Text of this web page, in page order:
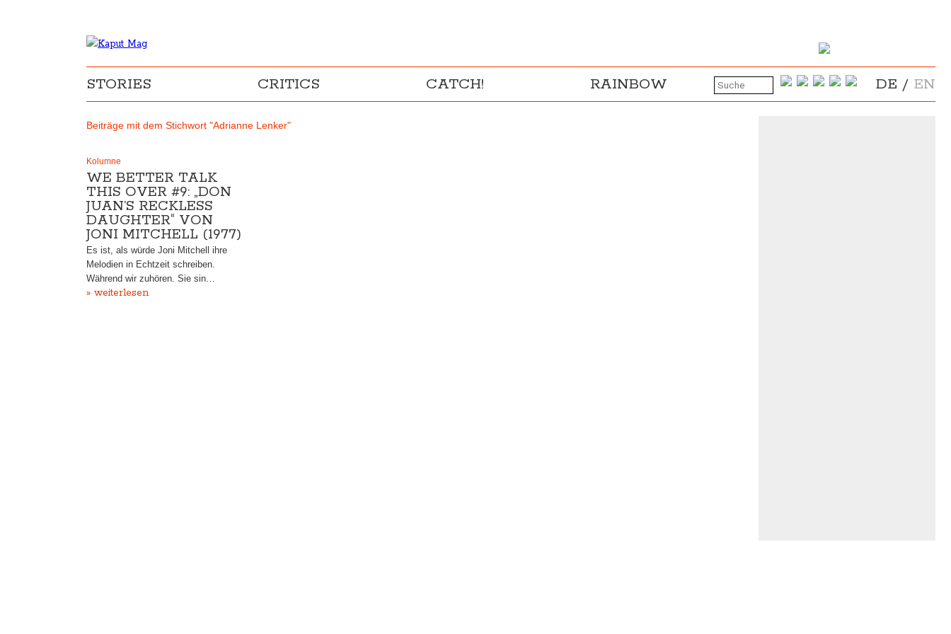
STORIES CRITICS CATCH! RAINBOW DE / EN
Beiträge mit dem Stichwort "Adrianne Lenker"
Kolumne
WE BETTER TALK
THIS OVER #9: „DON
JUAN’S RECKLESS
DAUGHTER“ VON
JONI MITCHELL (1977)
Es ist, als würde Joni Mitchell ihre
Melodien in Echtzeit schreiben.
Während wir zuhören. Sie sin…
» weiterlesen